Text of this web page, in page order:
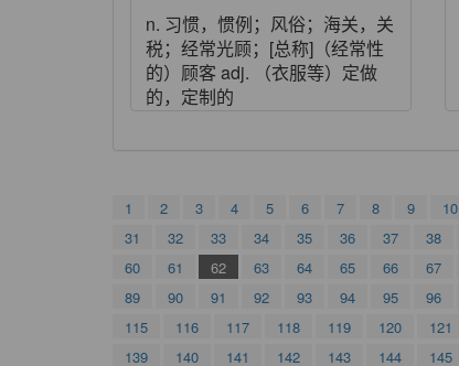
n. 习惯，惯例；风俗；海关，关
税；经常光顾；[总称]（经常性
的）顾客 adj. （衣服等）定做
的，定制的
1 2 3 4 5 6 7 8 9 10
31
32 33 34 35 36 37 38
60
61 62 63 64 65 66 67
89
90 91 92 93 94 95 96
115
116 117 118 119 120 121
139
140 141 142 143 144 145